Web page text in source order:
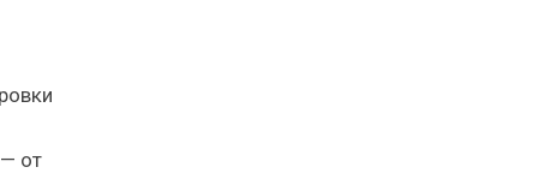
от